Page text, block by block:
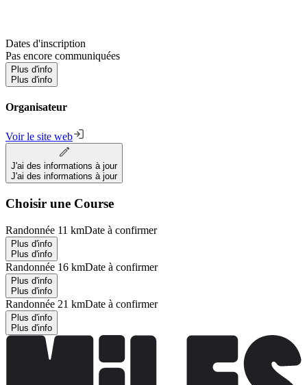
Dates d'inscription
Pas encore communiquées
Plus d'info
Plus d'info
Organisateur
Voir le site web
J'ai des informations à jour
J'ai des informations à jour
Choisir une Course
Randonnée 11 kmDate à confirmer
Plus d'info
Plus d'info
Randonnée 16 kmDate à confirmer
Plus d'info
Plus d'info
Randonnée 21 kmDate à confirmer
Plus d'info
Plus d'info